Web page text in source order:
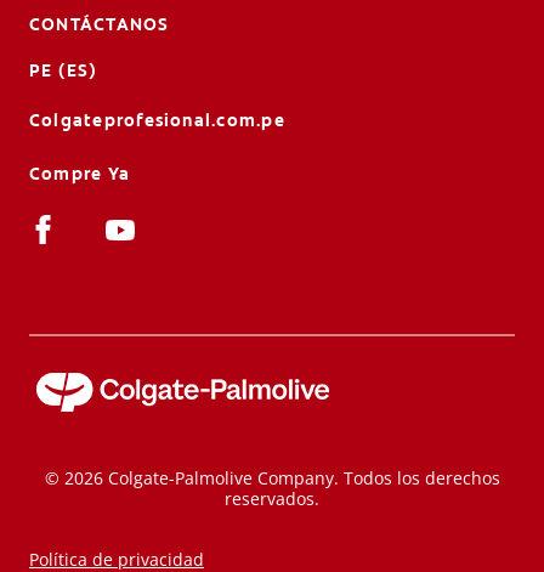
CONTÁCTANOS
PE (ES)
Colgateprofesional.com.pe
Compre Ya
© 2026 Colgate-Palmolive Company. Todos los derechos
reservados.
Política de privacidad